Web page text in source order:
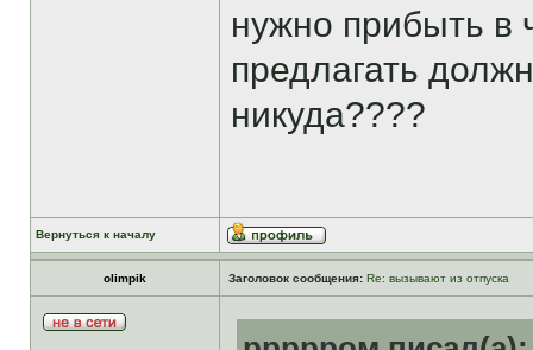
нужно прибыть в
предлагать
никуда????
Вернуться к началу
olimpik Заголовок сообщения: Re: вызывают из отпуска